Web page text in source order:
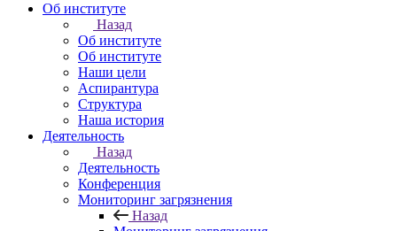
Об институте
Назад
Об институте
Об институте
Наши цели
Аспирантура
Структура
Наша история
Деятельность
Назад
Деятельность
Конференция
Мониторинг загрязнения
Назад